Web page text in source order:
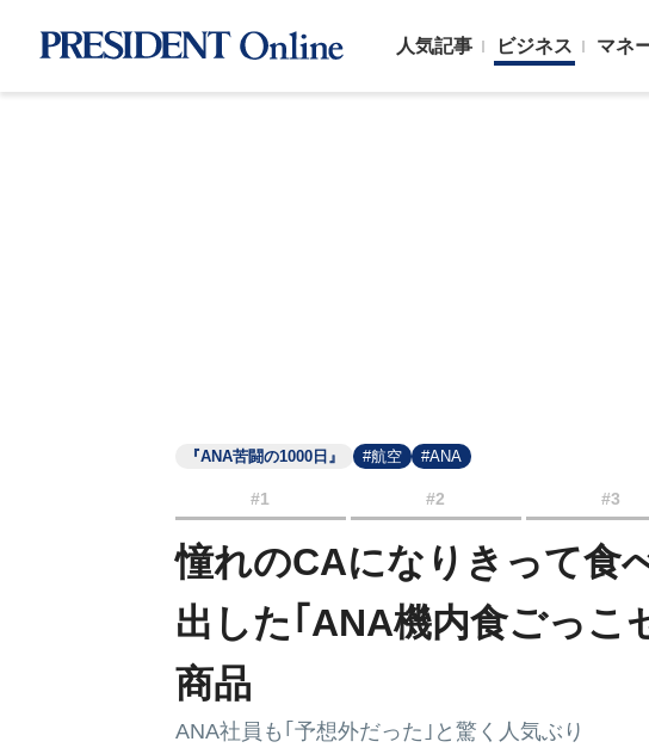
人気記事 ビジネス マネ
『ANA苦闘の1000日』 #航空 #ANA
#1 #2 #3
憧れのCAになりきって食
出した｢ANA機内食ごっこ
商品
ANA社員も｢予想外だった｣と驚く人気ぶり